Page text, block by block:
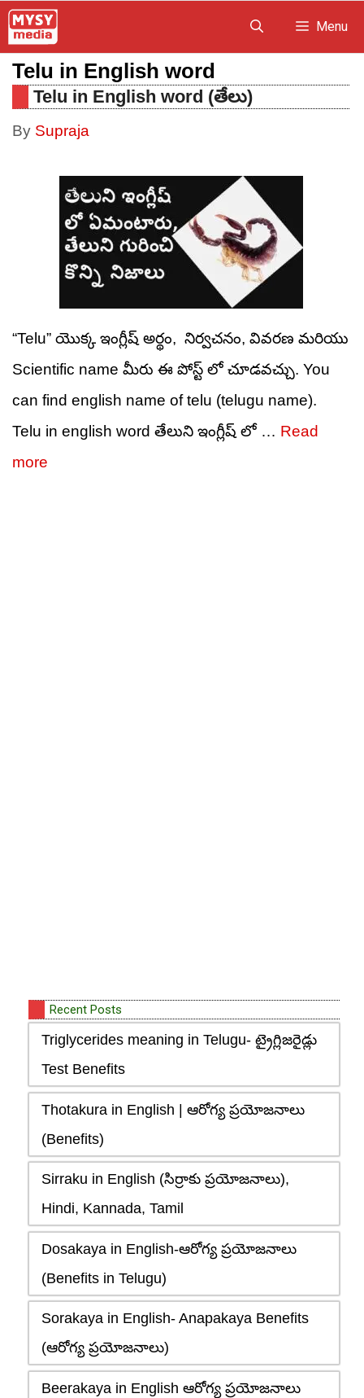
Skip
to
content
Menu
Telu in English word
Telu in English word (తేలు)
By Supraja
“Telu” యొక్క ఇంగ్లీష్ అర్థం, నిర్వచనం, వివరణ మరియు
Scientific name మీరు ఈ పోస్ట్ లో చూడవచ్చు. You
can find english name of telu (telugu name).
Telu in english word తేలుని ఇంగ్లీష్ లో … Read
more
Recent Posts
Triglycerides meaning in Telugu- ట్రైగ్లిజరైడ్లు
Test Benefits
Thotakura in English | ఆరోగ్య ప్రయోజనాలు
(Benefits)
Sirraku in English (సిర్రాకు ప్రయోజనాలు),
Hindi, Kannada, Tamil
Dosakaya in English-ఆరోగ్య ప్రయోజనాలు
(Benefits in Telugu)
Sorakaya in English- Anapakaya Benefits
(ఆరోగ్య ప్రయోజనాలు)
Beerakaya in English ఆరోగ్య ప్రయోజనాలు